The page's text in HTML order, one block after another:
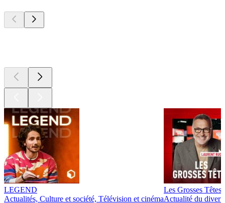
LEGEND
Actualités, Culture et société, Télévision et cinéma
Les Grosses Têtes
Actualité du